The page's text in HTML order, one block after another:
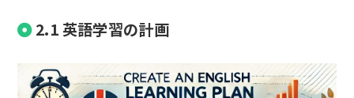
2.1 英語学習の計画